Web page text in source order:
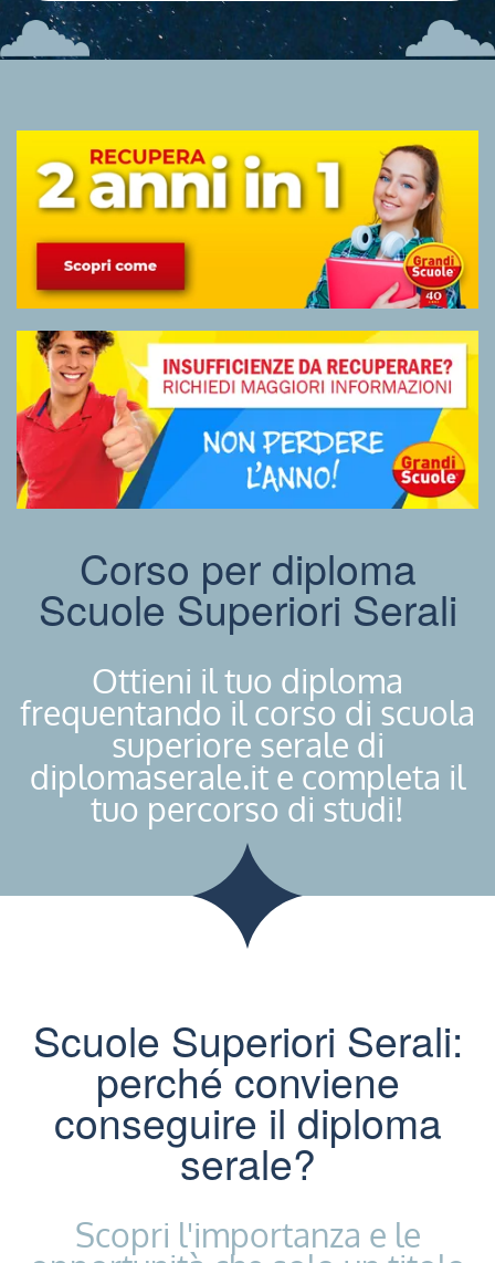
Corso per diploma
Scuole Superiori Serali
Ottieni il tuo diploma
frequentando il corso di scuola
superiore serale di
diplomaserale.it e completa il
tuo percorso di studi!
Scuole Superiori Serali:
perché conviene
conseguire il diploma
serale?
Scopri l'importanza e le